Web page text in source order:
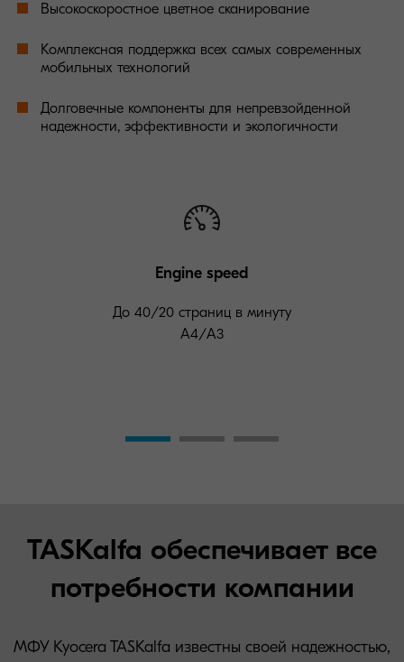
Высокоскоростное цветное сканирование
Комплексная поддержка всех самых современных
мобильных технологий
Долговечные компоненты для непревзойденной
надежности, эффективности и экологичности
Engine speed
До 40/20 страниц в минуту
А4/A3
TASKalfa обеспечивает все
потребности компании
МФУ Kyocera TASKalfa известны своей надежностью,